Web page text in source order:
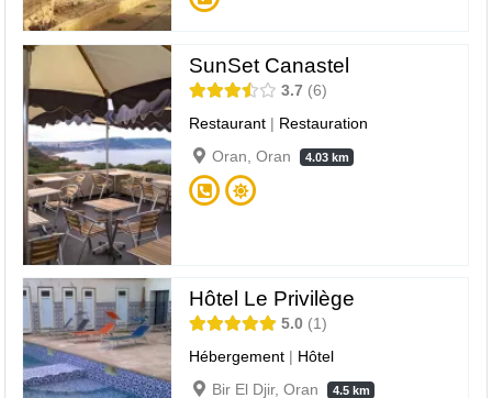
SunSet Canastel
3.7
6
Restaurant | Restauration
Oran, Oran
4.03 km
Hôtel Le Privilège
5.0
1
Hébergement | Hôtel
Bir El Djir, Oran
4.5 km